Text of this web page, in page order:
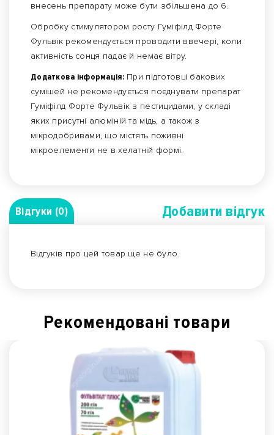
внесень препарату може бути збільшена до 6.
Обробку стимулятором росту Гуміфілд Форте
Фульвік рекомендується проводити ввечері, коли
активність сонця падає й немає вітру.
Додаткова інформація:При підготовці бакових
сумішей не рекомендується поєднувати препарат
Гуміфілд Форте Фульвік з пестицидами, у складі
яких присутні алюміній та мідь, а також з
мікродобривами, що містять поживні
мікроелементи не в хелатній формі.
Відгуки (0) Добавити вiдгук
Відгуків про цей товар ще не було.
Рекомендованi товари